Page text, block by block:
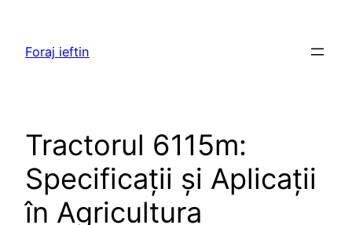
content
Foraj ieftin
Tractorul 6115m:
Specificații și Aplicații
în Agricultura